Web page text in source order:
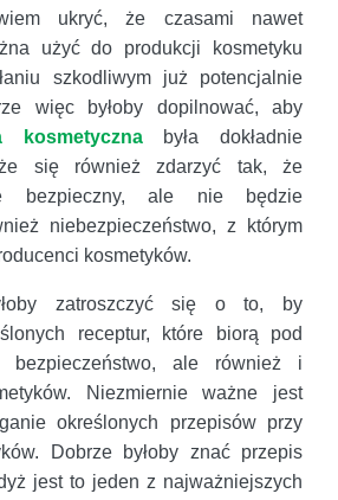
ukryć, że czasami nawet
użyć do produkcji kosmetyku
szkodliwym już potencjalnie
więc byłoby dopilnować, aby
kosmetycznabyła dokładnie
się również zdarzyć tak, że
bezpieczny, ale nie będzie
niebezpieczeństwo, z którym
kosmetyków.
zatroszczyć się o to, by
receptur, które biorą pod
ale również i
Niezmiernie ważne jest
określonych przepisów przy
Dobrze byłoby znać przepis
jest to jeden z najważniejszych